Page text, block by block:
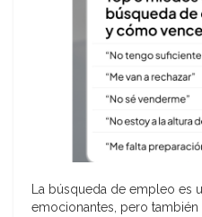
La búsqueda de empleo es
emocionantes, pero también